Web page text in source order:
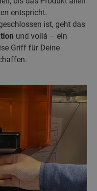
entspricht.
ist, geht das
und voilá – ein
Griff für Deine